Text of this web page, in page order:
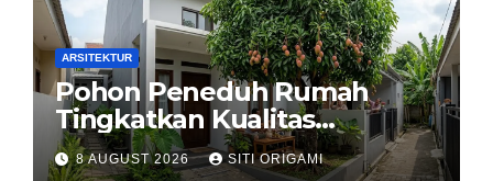
ARSITEKTUR
Pohon Peneduh Rumah
Tingkatkan Kualitas
Arsitektur Hunian
8 AUGUST 2026 SITI ORIGAMI